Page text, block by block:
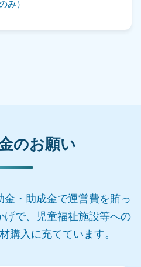
み）
のお願い
・助成金で運営費を賄っ
げで、児童福祉施設等への
購入に充てています。